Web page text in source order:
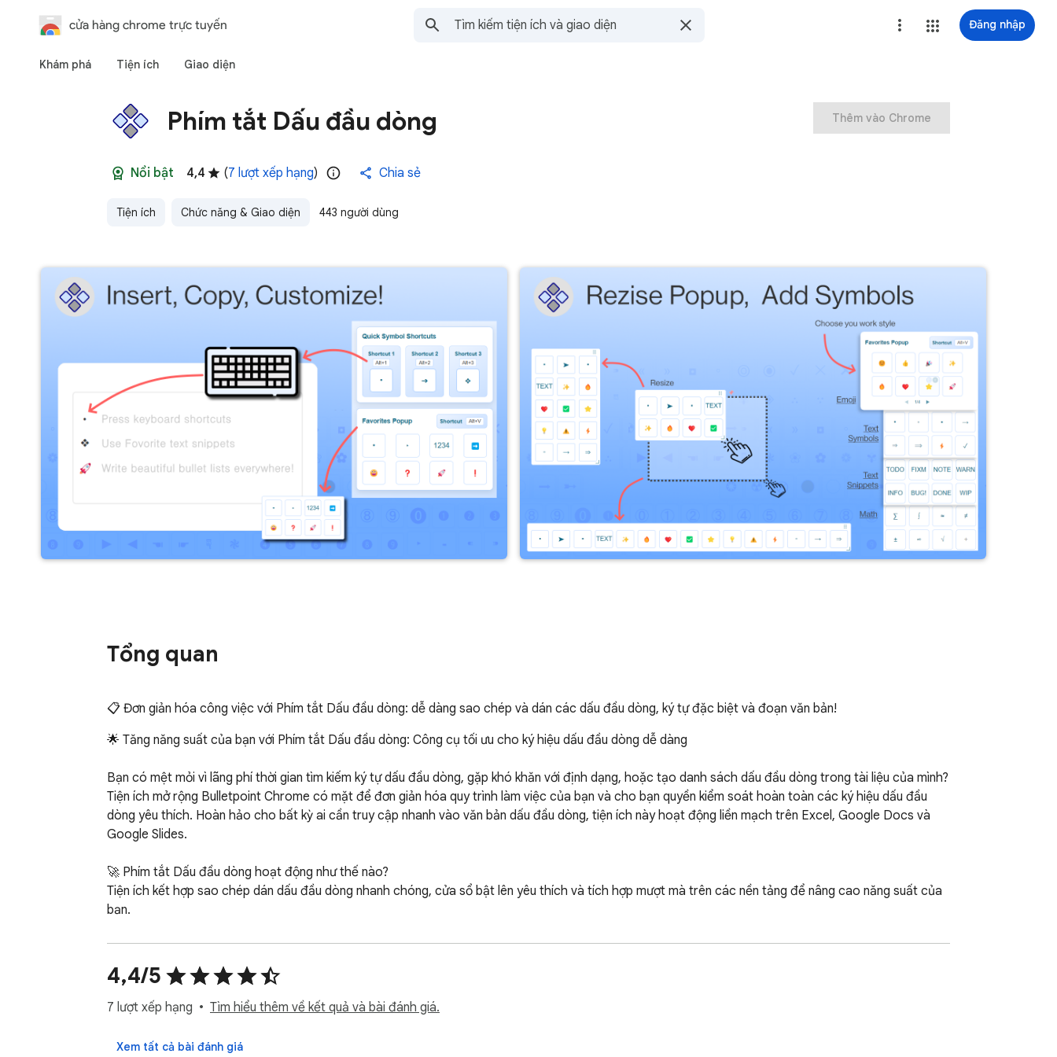
cửa hàng chrome trực tuyến Đăng nhập
Khám phá Tiện ích Giao diện
Phím tắt Dấu đầu dòng
Nổi bật 4,4 (7 lượt xếp hạng) Chia sẻ
Tiện ích Chức năng & Giao diện 443 người dùng
Thêm vào Chrome
Tổng quan
📋 Đơn giản hóa công việc với Phím tắt Dấu đầu dòng: dễ dàng sao chép và dán các dấu đầu dòng, ký tự đặc biệt và đoạn văn bản!
🌟 Tăng năng suất của bạn với Phím tắt Dấu đầu dòng: Công cụ tối ưu cho ký hiệu dấu đầu dòng dễ dàng
Bạn có mệt mỏi vì lãng phí thời gian tìm kiếm ký tự dấu đầu dòng, gặp khó khăn với định dạng, hoặc tạo danh sách dấu đầu dòng trong tài liệu của mình?
Tiện ích mở rộng Bulletpoint Chrome có mặt để đơn giản hóa quy trình làm việc của bạn và cho bạn quyền kiểm soát hoàn toàn các ký hiệu dấu đầu
dòng yêu thích. Hoàn hảo cho bất kỳ ai cần truy cập nhanh vào văn bản dấu đầu dòng, tiện ích này hoạt động liền mạch trên Excel, Google Docs và
Google Slides.
🚀 Phím tắt Dấu đầu dòng hoạt động như thế nào?
Tiện ích kết hợp sao chép dán dấu đầu dòng nhanh chóng, cửa sổ bật lên yêu thích và tích hợp mượt mà trên các nền tảng để nâng cao năng suất của
bạn.
1️⃣ Sao chép dán Dấu đầu dòng Nhanh chóng
Hãy tưởng tượng chèn một ký hiệu dấu đầu dòng chỉ với một phím tắt cho dấu đầu dòng. Với Phím tắt Dấu đầu dòng, bạn có thể cấu hình tối đa 3 phím
tắt cho các ký hiệu hoặc văn bản tùy chỉnh được sử dụng nhiều nhất.
➔ Nhấp vào biểu tượng ứng dụng để mở cửa sổ cấu hình.
4,4/5
7 lượt xếp hạng Tìm hiểu thêm về kết quả và bài đánh giá.
Xem tất cả bài đánh giá